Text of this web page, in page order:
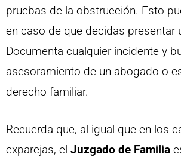
pruebas de la obstrucción. Esto
en caso de que decidas presentar
Documenta cualquier incidente y
asesoramiento de un abogado o
derecho familiar.
Recuerda que, al igual que en los
exparejas, el Juzgado de Familia